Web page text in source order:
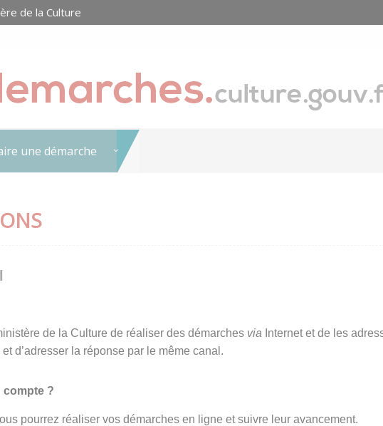
de la Culture
une démarche
de la Culture de réaliser des démarches via Internet et de les
d’adresser la réponse par le même canal.
compte ?
pourrez réaliser vos démarches en ligne et suivre leur avancement.